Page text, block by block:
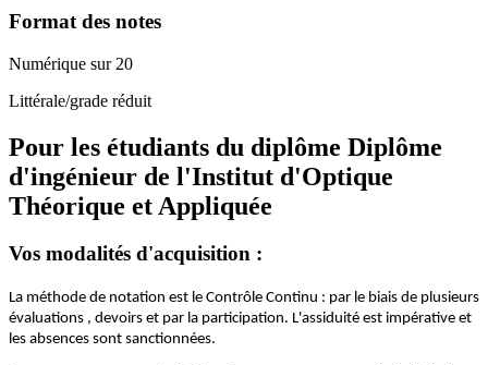
Format des notes
Numérique sur 20
Littérale/grade réduit
Pour les étudiants du diplôme Diplôme
d'ingénieur de l'Institut d'Optique
Théorique et Appliquée
Vos modalités d'acquisition :
La méthode de notation est le Contrôle Continu : par le biais de plusieurs
évaluations , devoirs et par la participation. L'assiduité est impérative et
les absences sont sanctionnées.